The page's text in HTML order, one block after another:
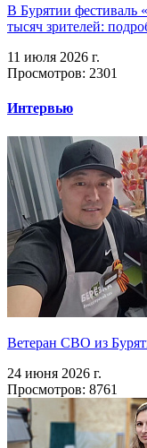
В Бурятии фестиваль
тысяч зрителей:
11 июля 2026 г.
Просмотров: 2301
Интервью
Ветеран СВО из
24 июня 2026 г.
Просмотров: 8761